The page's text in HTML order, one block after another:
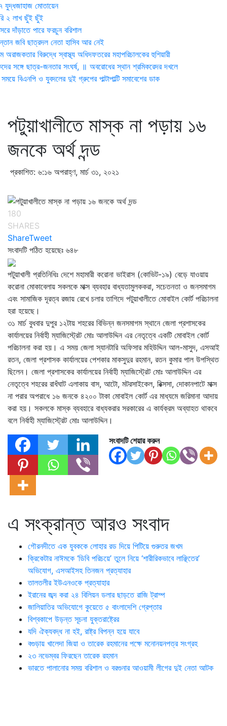
যুদ্ধজাহাজ মোতায়েন
২ লাখ ছুঁই ছুঁই
দাঁড়াতে পারে ফরচুন বরিশাল
জবি ছাত্রদল নেতা হাসিব আর নেই
অরাজকতার বিরুদ্ধে স্বাস্থ্য অধিদফতরের মহাপরিচালকের হুশিয়ারী
সঙ্গে ছাত্র-জনতার সংঘর্ষ, ॥ অবরোধের স্থান শ্রমিকরেদর দখলে
বিএনপি ও যুবদলের দুই গ্রুপের পাল্টাপাল্টি সমাবেশের ডাক
পটুয়াখালীতে মাস্ক না পড়ায় ১৬
জনকে অর্থ দন্ড
প্রকাশিত: ৬:১৬ অপরাহ্ণ, মার্চ ৩১, ২০২১
180
SHARES
ShareTweet
সংবাদটি পঠিত হয়েছেঃ ৬৪৮
পটুয়াখালী প্রতিনিধিঃ দেশে মহামারী করোনা ভাইরাস (কোভিট-১৯) বেড়ে যাওয়ায়
করোনা মোকাবেলায় সকলকে মাক্স ব্যবহার বাধ্যতামুলককরা, সচেতনতা ও জনসমাগম
এবং সামাজিক দূরত্ব রজায় রেখে চলার তাগিদে পটুয়াখালীতে মোবাইল কোর্ট পরিচালনা
হরা হয়েছে।
৩১ মার্চ বুধবার দুপুর ১২টায় শহরের বিভিন্ন জনসমাগম স্থানে জেলা প্রশাসকের
কার্যালয়ের নির্বাহী ম্যাজিস্ট্রেট মোঃ আলাউদ্দিন এর নেতৃত্বে একটি মোবাইল কোর্ট
পরিচালনা করা হয়। এ সময় জেলা স্যানটারি অফিসার মহিউদ্দিন আল-মাসুদ, এসআই
রতন, জেলা প্রশাসক কার্যালয়ের পেশকার মাকসুদুর রহমান, রতন কুমার পাল উপস্থিত
ছিলেন। জেলা প্রশাসকের কার্যালয়ের নির্বাহী ম্যাজিস্ট্রেট মোঃ আলাউদ্দিন এর
নেতৃত্বে শহরের রাধঁঘাট এলাকায় বাস, আটো, মটরসাইকেল, রিক্সসা, দোকানপাটে মাক্স
না পরার অপরাধে ১৬ জনকে ৪২০০ টাকা মোবাইল কোর্ট এর মাধ্যমে জরিমানা আদায়
করা হয়। সকলকে মাস্ক ব্যবহারে বাধ্যকরার সরকারের এ কার্যক্রম অব্যাহত থাকবে
বলে নির্বাহী ম্যাজিস্ট্রেট মোঃ আলাউদ্দিন।
সংবাদটি শেয়ার করুন
এ সংক্রান্ত আরও সংবাদ
গৌরনদীতে এক যুবককে লোহার রড দিয়ে পিটিয়ে গুরুতর জখম
ক্রিকেটার নাঈমকে ‘ডিবি পরিচয়ে’ তুলে নিয়ে ‘শারীরিকভাবে লাঞ্ছিতের’
অভিযোগ, এসআইসহ তিনজন প্রত্যাহার
তালতলীর ইউএনওকে প্রত্যাহার
ইরানের জব্দ করা ২৪ বিলিয়ন ডলার ছাড়তে রাজি ট্রাম্প
জালিয়াতির অভিযোগে কুয়েতে ৫ বাংলাদেশি গ্রেপ্তার
বিশ্বকাপে উড়ন্ত সূচনা যুক্তরাষ্ট্রের
যদি ঐক্যবদ্ধ না হই, রাষ্ট্র বিপন্ন হয়ে যাবে
বগুড়ায় খালেদা জিয়া ও তারেক রহমানের পক্ষে মনোনয়নপত্র সংগ্রহ
২৩ নভেম্বর ফিরছেন তারেক রহমান
ভারতে পালানোর সময় ব‌রিশাল ও বরগুনার আওয়ামী লীগের দুই নেতা আটক